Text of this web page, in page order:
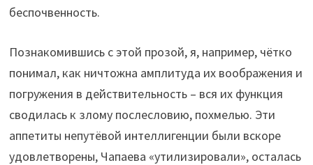
беспочвенность.
Познакомившись с этой прозой, я, например, чётко
понимал, как ничтожна амплитуда их воображения и
погружения в действительность – вся их функция
сводилась к злому послесловию, похмелью. Эти
аппетиты непутёвой интеллигенции были вскоре
удовлетворены, Чапаева «утилизировали», осталась